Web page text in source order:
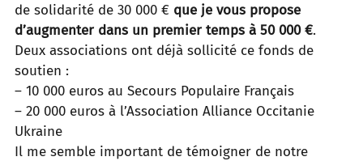
de solidarité de 30 000 € que je vous propose
d’augmenter dans un premier temps à 50 000 €.
Deux associations ont déjà sollicité ce fonds de
soutien :
– 10 000 euros au Secours Populaire Français
– 20 000 euros à l’Association Alliance Occitanie
Ukraine
Il me semble important de témoigner de notre